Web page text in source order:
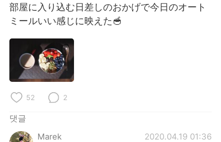
繁體中文 Español
Deutsch
Русский
Türkçe
部屋に入り込む日差しのおかげで今日のオート
ミールいい感じに映えた🥣
52 2
댓글
Marek
2020.04.19 01:36